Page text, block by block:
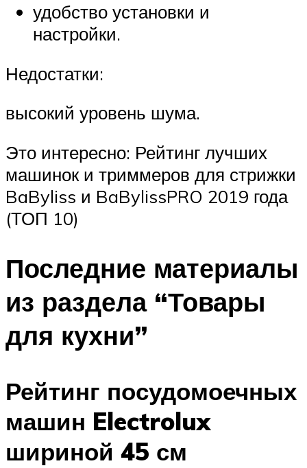
удобство установки и
настройки.
Недостатки:
высокий уровень шума.
Это интересно: Рейтинг лучших
машинок и триммеров для стрижки
BaByliss и BaBylissPRO 2019 года
(ТОП 10)
Последние материалы
из раздела “Товары
для кухни”
Рейтинг посудомоечных
машин Electrolux
шириной 45 см